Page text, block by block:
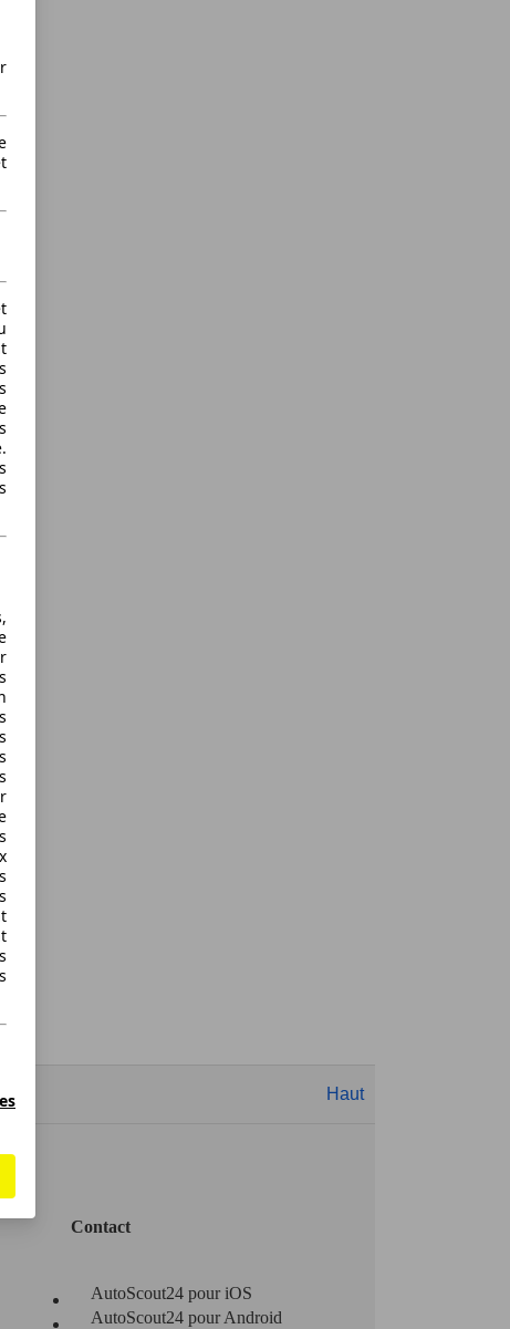
Haut
Contact
AutoScout24 pour iOS
AutoScout24 pour Android